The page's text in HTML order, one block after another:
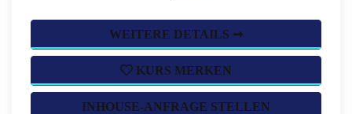
WEITERE DETAILS ➞
KURS MERKEN
INHOUSE-ANFRAGE STELLEN